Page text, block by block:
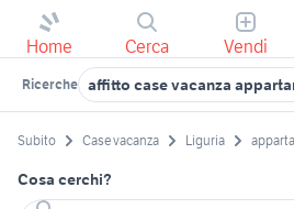
Home Cerca Vendi
Ricerche affitto case vacanza
Subito Case vacanza Liguria
Cosa cerchi?